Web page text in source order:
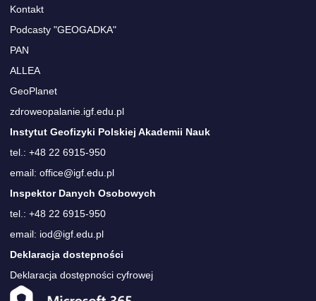
Kontakt
Podcasty "GEOGADKA"
PAN
ALLEA
GeoPlanet
zdroweopalanie.igf.edu.pl
Instytut Geofizyki Polskiej Akademii Nauk
tel.: +48 22 6915-950
email: office@igf.edu.pl
Inspektor Danych Osobowych
tel.: +48 22 6915-950
email: iod@igf.edu.pl
Deklaracja dostepności
Deklaracja dostępności cyfrowej